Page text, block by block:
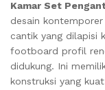
Kamar Set
desain
cantik yang dilapisi
footboard profil
didukung. Ini
konstruksi yang